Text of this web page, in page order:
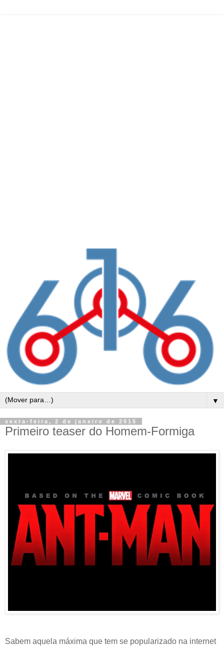
▼
sexta-feira, 2 de janeiro de 2015
Primeiro teaser do Homem-Formiga
Sabem aquela máxima que tem se popularizado na internet